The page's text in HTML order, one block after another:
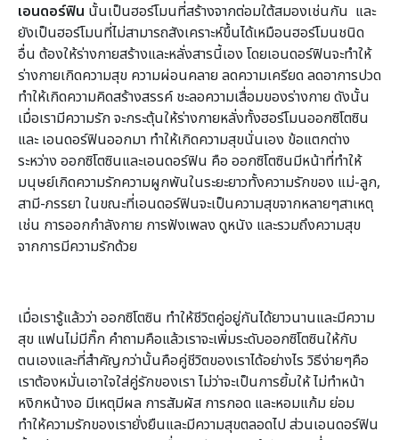
เอนดอร์ฟิน นั้นเป็นฮอร์โมนที่สร้างจากต่อมใต้สมองเช่นกัน และ
ยังเป็นฮอร์โมนที่ไม่สามารถสังเคราะห์ขึ้นได้เหมือนฮอร์โมนชนิด
อื่น ต้องให้ร่างกายสร้างและหลั่งสารนี้เอง โดยเอนดอร์ฟินจะทำให้
ร่างกายเกิดความสุข ความผ่อนคลาย ลดความเครียด ลดอาการปวด
ทำให้เกิดความคิดสร้างสรรค์ ชะลอความเสื่อมของร่างกาย ดังนั้น
เมื่อเรามีความรัก จะกระตุ้นให้ร่างกายหลั่งทั้งฮอร์โมนออกซิโตซิน
และ เอนดอร์ฟินออกมา ทำให้เกิดความสุขนั่นเอง ข้อแตกต่าง
ระหว่าง ออกซิโตซินและเอนดอร์ฟิน คือ ออกซิโตซินมีหน้าที่ทำให้
มนุษย์เกิดความรักความผูกพันในระยะยาวทั้งความรักของ แม่-ลูก,
สามี-ภรรยา ในขณะที่เอนดอร์ฟินจะเป็นความสุขจากหลายๆสาเหตุ
เช่น การออกกำลังกาย การฟังเพลง ดูหนัง และรวมถึงความสุข
จากการมีความรักด้วย
เมื่อเรารู้แล้วว่า ออกซิโตซิน ทำให้ชีวิตคู่อยู่กันได้ยาวนานและมีความ
สุข แฟนไม่มีกิ๊ก คำถามคือแล้วเราจะเพิ่มระดับออกซิโตซินให้กับ
ตนเองและที่สำคัญกว่านั้นคือคู่ชีวิตของเราได้อย่างไร วิธีง่ายๆคือ
เราต้องหมั่นเอาใจใส่คู่รักของเรา ไม่ว่าจะเป็นการยิ้มให้ ไม่ทำหน้า
หงิกหน้างอ มีเหตุมีผล การสัมผัส การกอด และหอมแก้ม ย่อม
ทำให้ความรักของเรายั่งยืนและมีความสุขตลอดไป ส่วนเอนดอร์ฟิน